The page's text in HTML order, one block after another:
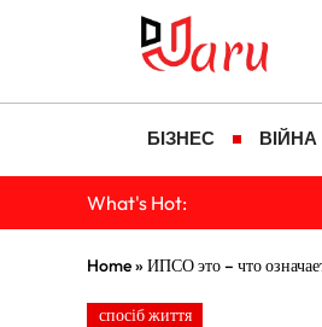
БІЗНЕС ВІЙНА
What's Hot:
Home» ИПСО это – что
спосіб життя